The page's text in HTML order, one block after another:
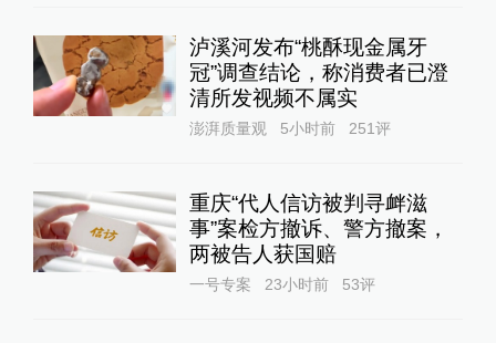
泸溪河发布“桃酥现金属牙
冠”调查结论，称消费者已澄
清所发视频不属实
澎湃质量观 5小时前 251评
重庆“代人信访被判寻衅滋
事”案检方撤诉、警方撤案，
两被告人获国赔
一号专案 23小时前 53评